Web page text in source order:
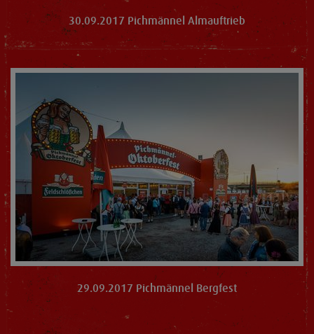
30.09.2017 Pichmännel Almauftrieb
29.09.2017 Pichmännel Bergfest